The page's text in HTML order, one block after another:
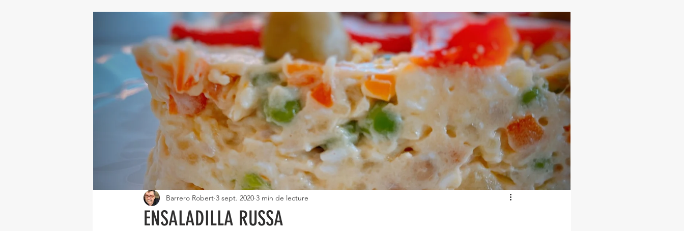
ENSALADILLA RUSSA
Barrero Robert 3 sept. 2020 3 min de lecture